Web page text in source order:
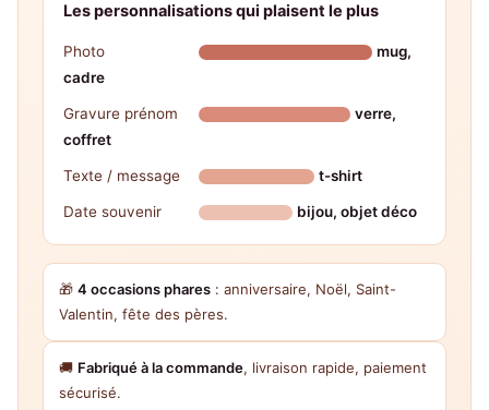
Les personnalisations qui plaisent le plus
Photo
mug,
cadre
Gravure prénom
verre,
coffret
Texte / message t-shirt
Date souvenir bijou, objet déco
🎁 4 occasions phares : anniversaire, Noël, Saint-
Valentin, fête des pères.
🚚 Fabriqué à la commande, livraison rapide, paiement
sécurisé.